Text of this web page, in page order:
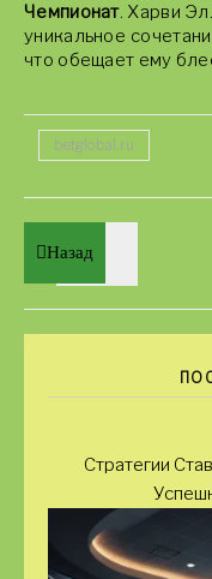
Чемпионат. Харви
уникальное
что обещает ему
betglobal.ru
Назад
Стратегии